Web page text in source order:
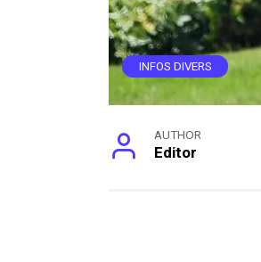
INFOS DIVERS
AUTHOR
Editor